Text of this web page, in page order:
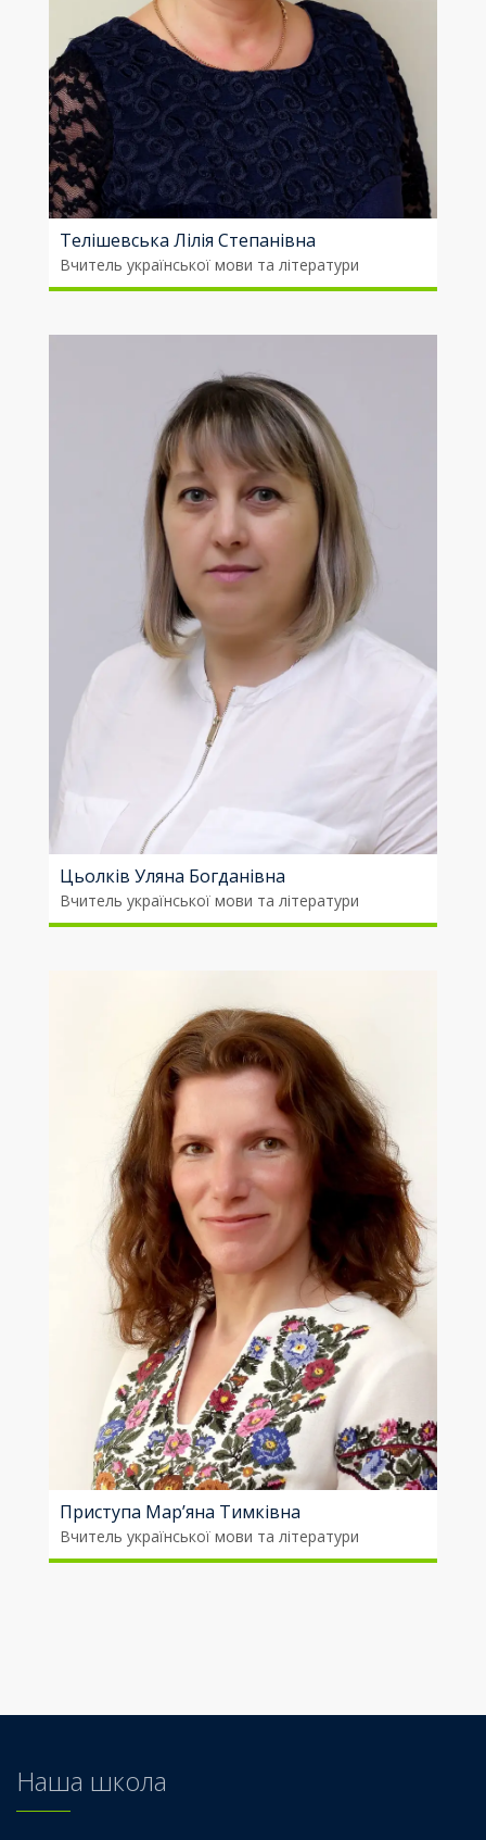
Телішевська Лілія Степанівна
Вчитель української мови та літератури
Цьолків Уляна Богданівна
Вчитель української мови та літератури
Приступа Мар’яна Тимківна
Вчитель української мови та літератури
Наша школа